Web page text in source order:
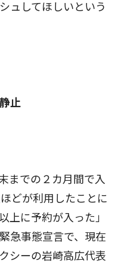
ュしてほしいという
止
までの２カ月間で入
どが利用したことに
上に予約が入った」
急事態宣言で、現在
シーの岩崎高広代表